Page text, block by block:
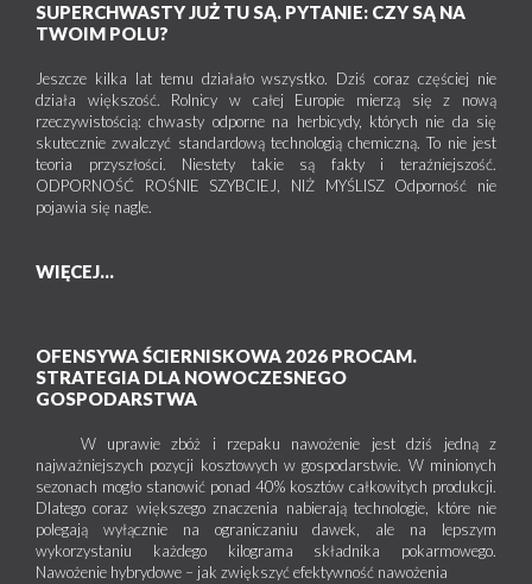
SUPERCHWASTY JUŻ TU SĄ. PYTANIE: CZY SĄ NA
TWOIM POLU?
Jeszcze kilka lat temu działało wszystko. Dziś coraz częściej nie
działa większość. Rolnicy w całej Europie mierzą się z nową
rzeczywistością: chwasty odporne na herbicydy, których nie da się
skutecznie zwalczyć standardową technologią chemiczną. To nie jest
teoria przyszłości. Niestety takie są fakty i teraźniejszość.
ODPORNOŚĆ ROŚNIE SZYBCIEJ, NIŻ MYŚLISZ Odporność nie
pojawia się nagle.
WIĘCEJ...
OFENSYWA ŚCIERNISKOWA 2026 PROCAM.
STRATEGIA DLA NOWOCZESNEGO
GOSPODARSTWA
W uprawie zbóż i rzepaku nawożenie jest dziś jedną z
najważniejszych pozycji kosztowych w gospodarstwie. W minionych
sezonach mogło stanowić ponad 40% kosztów całkowitych produkcji.
Dlatego coraz większego znaczenia nabierają technologie, które nie
polegają wyłącznie na ograniczaniu dawek, ale na lepszym
wykorzystaniu każdego kilograma składnika pokarmowego.
Nawożenie hybrydowe – jak zwiększyć efektywność nawożenia